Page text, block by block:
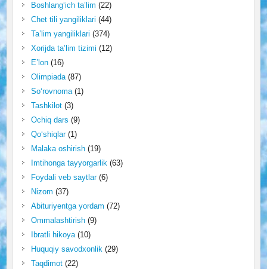
Boshlang‘ich ta’lim (22)
Chet tili yangiliklari (44)
Ta’lim yangiliklari (374)
Xorijda ta’lim tizimi (12)
E’lon(16)
Olimpiada(87)
So‘rovnoma(1)
Tashkilot(3)
Ochiq dars (9)
Qo‘shiqlar(1)
Malaka oshirish(19)
Imtihonga tayyorgarlik(63)
Foydali veb saytlar(6)
Nizom (37)
Abituriyentga yordam (72)
Ommalashtirish(9)
Ibratli hikoya(10)
Huquqiy savodxonlik(29)
Taqdimot(22)